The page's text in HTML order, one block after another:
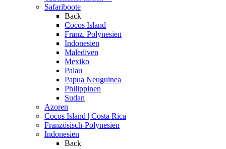
Safariboote
Back
Cocos Island
Franz. Polynesien
Indonesien
Malediven
Mexiko
Palau
Papua Neuguinea
Philippinen
Sudan
Azoren
Cocos Island | Costa Rica
Französisch-Polynesien
Indonesien
Back